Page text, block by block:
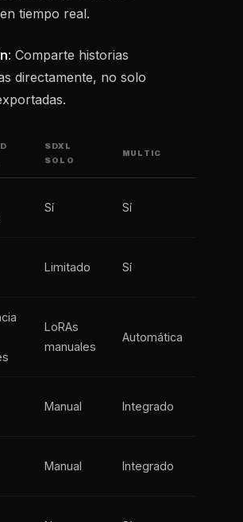
tiempo real.
: Comparte historias
directamente, no solo
SDXL
SOLO
MULTIC
Sí Sí
Limitado Sí
LoRAs
manuales
Automática
Manual Integrado
Manual Integrado